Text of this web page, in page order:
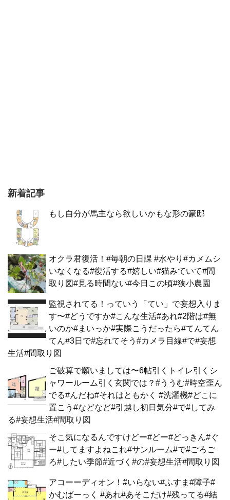
新着記事
もし自分が馬主なら欲しいかもな形の豪邸
オクラ君復活！#毎朝の日課 #水やり#カメムシ
いなくなる#復活する#嬉しい#猫みていて#間
取り図#見る時間ない#今日この頃#狭小農園
監視されてる！っていう「てい」で妄想入りま
す〜#どうですか#こんな生活#あれ#2階は#無
いのか#まいっか#実際こうだったら#てんてん
てん#3日で#忘れてそう#カメラ目線#で#妄想
生活#間取り図
ご破算で願いましては〜6帖引くトイレ引くシ
ャワールーム引く玄関では？#ううむ#時空歪ん
でる#んだね#それはともかく #洗濯機#どこに
置こう#などなど#引越し初日気分#で#してみ
る#妄想生活#間取り図
そこ気になるんですけどー#どー#どっきん#ぐ
ー#してますよねこれ#サンルーム#で#ごろご
ろ#したい季節#近づく#の#妄想生活#間取り図
アコーーディオン！#いらない#ふすま#障子#
かむばーっく #あれ#あそこだけ#残ってる#結